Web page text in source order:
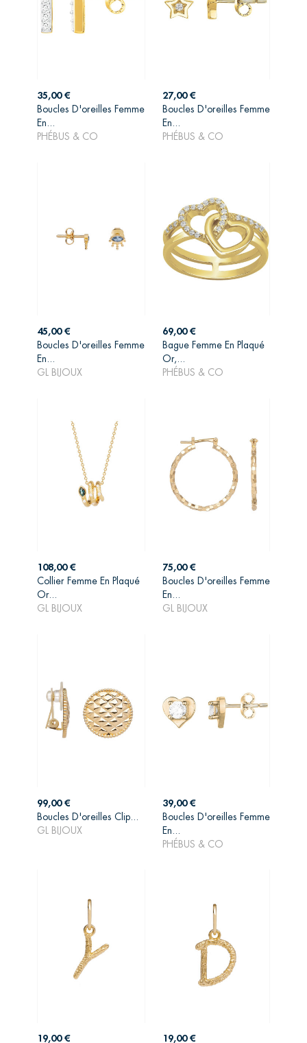
Prix
35,00 €
Boucles D'oreilles Femme
En...
PHÉBUS & CO
AJOUTER AU
Prix
27,00 €
Boucles D'oreilles Femme
En...
PHÉBUS & CO
AJOUTER AU
Prix
45,00 €
Boucles D'oreilles Femme
En...
GL BIJOUX
AJOUTER AU
Prix
69,00 €
Bague Femme En Plaqué
Or,...
PHÉBUS & CO
AJOUTER AU
Prix
108,00 €
Collier Femme En Plaqué
Or...
GL BIJOUX
AJOUTER AU
Prix
75,00 €
Boucles D'oreilles Femme
En...
GL BIJOUX
AJOUTER AU
Prix
99,00 €
Boucles D'oreilles Clip...
GL BIJOUX
AJOUTER AU
PANIER
Prix
39,00 €
Boucles D'oreilles Femme
En...
PHÉBUS & CO
AJOUTER AU
Prix
19,00 € Prix
19,00 €